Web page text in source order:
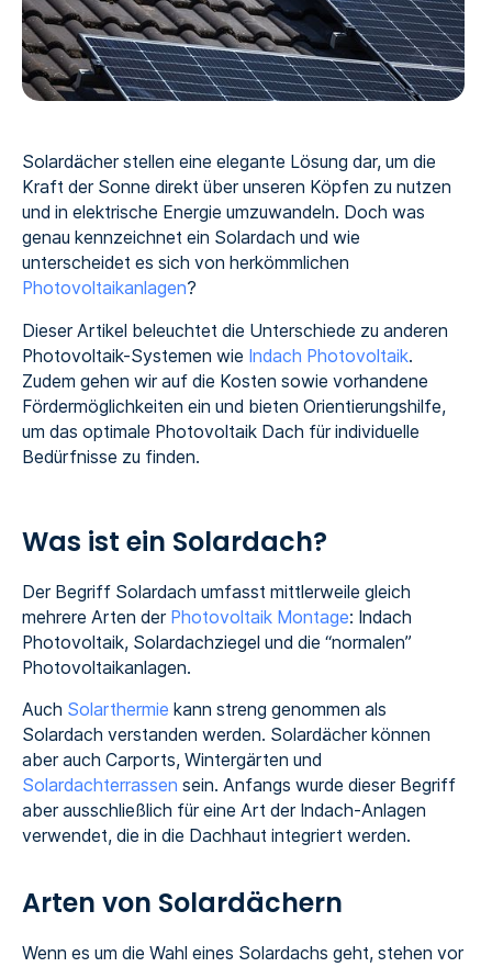
Solardächer stellen eine elegante Lösung dar, um die
Kraft der Sonne direkt über unseren Köpfen zu nutzen
und in elektrische Energie umzuwandeln. Doch was
genau kennzeichnet ein Solardach und wie
unterscheidet es sich von herkömmlichen
Photovoltaikanlagen?
Dieser Artikel beleuchtet die Unterschiede zu anderen
Photovoltaik-Systemen wie Indach Photovoltaik.
Zudem gehen wir auf die Kosten sowie vorhandene
Fördermöglichkeiten ein und bieten Orientierungshilfe,
um das optimale Photovoltaik Dach für individuelle
Bedürfnisse zu finden.
Was ist ein Solardach?
Der Begriff Solardach umfasst mittlerweile gleich
mehrere Arten der Photovoltaik Montage: Indach
Photovoltaik, Solardachziegel und die “normalen”
Photovoltaikanlagen.
Auch Solarthermie kann streng genommen als
Solardach verstanden werden. Solardächer können
aber auch Carports, Wintergärten und
Solardachterrassen sein. Anfangs wurde dieser Begriff
aber ausschließlich für eine Art der Indach-Anlagen
verwendet, die in die Dachhaut integriert werden.
Arten von Solardächern
Wenn es um die Wahl eines Solardachs geht, stehen vor